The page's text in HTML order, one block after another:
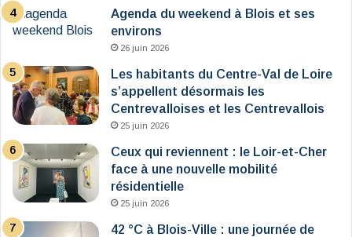
Agenda du weekend à Blois et ses
environs
26 juin 2026
Les habitants du Centre-Val de Loire
s’appellent désormais les
Centrevalloises et les Centrevallois
25 juin 2026
Ceux qui reviennent : le Loir-et-Cher
face à une nouvelle mobilité
résidentielle
25 juin 2026
42 °C à Blois-Ville : une journée de